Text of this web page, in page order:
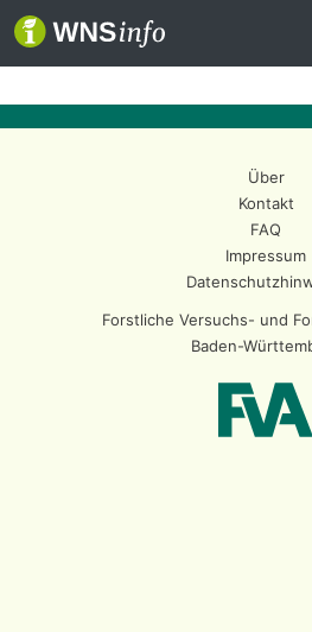
Über
Kontakt
FAQ
Impressum
Forstliche Versuchs- und
Baden-